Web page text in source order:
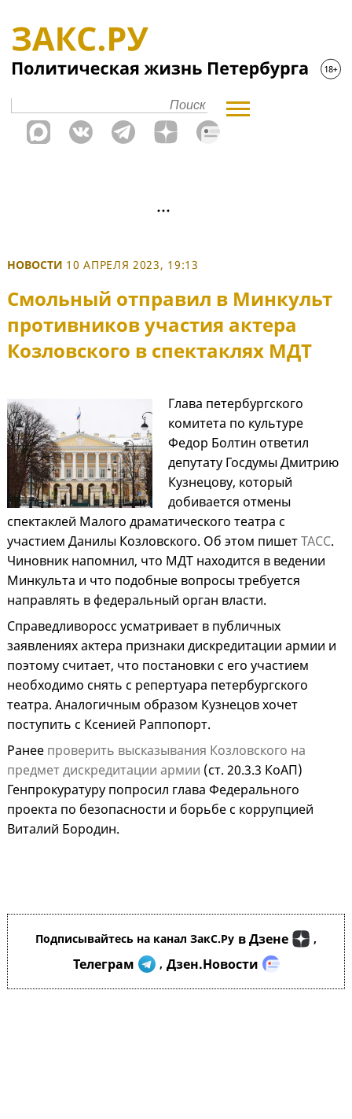
НОВОСТИ 10 АПРЕЛЯ 2023, 19:13
Смольный отправил в Минкульт
противников участия актера
Козловского в спектаклях МДТ
Глава петербургского
комитета по культуре
Федор Болтин ответил
депутату Госдумы Дмитрию
Кузнецову, который
добивается отмены
спектаклей Малого драматического театра с
участием Данилы Козловского. Об этом пишетТАСС.
Чиновник напомнил, что МДТ находится в ведении
Минкульта и что подобные вопросы требуется
направлять в федеральный орган власти.
Справедливоросс усматривает в публичных
заявлениях актера признаки дискредитации армии и
поэтому считает, что постановки с его участием
необходимо снять с репертуара петербургского
театра. Аналогичным образом Кузнецов хочет
поступить с Ксенией Раппопорт.
Ранее проверить высказывания Козловского на
предмет дискредитации армии (ст. 20.3.3 КоАП)
Генпрокуратуру попросил глава Федерального
проекта по безопасности и борьбе с коррупцией
Виталий Бородин.
Подписывайтесь на канал ЗакС.Ру в Дзене ,
Телеграм , Дзен.Новости